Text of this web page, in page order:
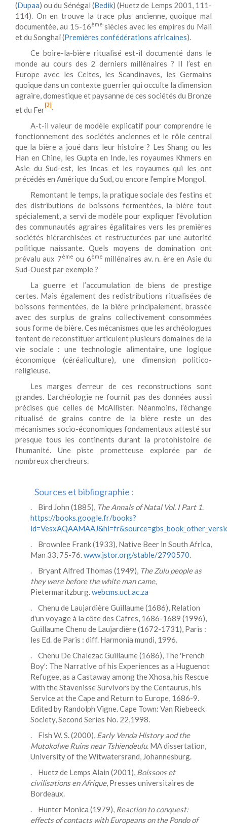
(Dupaa) ou du Sénégal (Bedik) (Huetz de Lemps 2001, 111-
114). On en trouve la trace plus ancienne, quoique mal
documentée, au 15-16ème siècles avec les empires du Mali
et du Songhaï (Premières confédérations africaines).
Ce boire-la-bière ritualisé est-il documenté dans le
monde au cours des 2 derniers millénaires ? Il l’est en
Europe avec les Celtes, les Scandinaves, les Germains
quoique dans un contexte guerrier qui occulte la dimension
agraire, domestique et paysanne de ces sociétés du Bronze
et du Fer[2].
A-t-il valeur de modèle explicatif pour comprendre le
fonctionnement des sociétés anciennes et le rôle central
que la bière a joué dans leur histoire ? Les Shang ou les
Han en Chine, les Gupta en Inde, les royaumes Khmers en
Asie du Sud-est, les Incas et les royaumes qui les ont
précédés en Amérique du Sud, ou encore l’empire Mongol.
Remontant le temps, la pratique sociale des festins et
des distributions de boissons fermentées, la bière tout
spécialement, a servi de modèle pour expliquer l’évolution
des communautés agraires égalitaires vers les premières
sociétés hiérarchisées et restructurées par une autorité
politique naissante. Quels moyens de domination ont
prévalu aux 7ème ou 6ème millénaires av. n. ère en Asie du
Sud-Ouest par exemple ?
La guerre et l’accumulation de biens de prestige
certes. Mais également des redistributions ritualisées de
boissons fermentées, de la bière principalement, brassée
avec des surplus de grains collectivement consommées
sous forme de bière. Ces mécanismes que les archéologues
tentent de reconstituer articulent plusieurs domaines de la
vie sociale : une technologie alimentaire, une logique
économique (céréaliculture), une dimension politico-
religieuse.
Les marges d’erreur de ces reconstructions sont
grandes. L’archéologie ne fournit pas des données aussi
précises que celles de McAllister. Néanmoins, l’échange
ritualisé de grains contre de la bière reste un des
mécanismes socio-économiques fondamentaux attesté sur
presque tous les continents durant la protohistoire de
l’humanité. Une piste prometteuse explorée par de
nombreux chercheurs.
Sources et bibliographie :
. Bird John (1885), The Annals of Natal Vol. I Part 1.
https://books.google.fr/books?
. Brownlee Frank (1933), Native Beer in South Africa,
Man 33, 75-76.www.jstor.org/stable/2790570.
. Bryant Alfred Thomas (1949), The Zulu people as
they were before the white man came,
Pietermaritzburg.webcms.uct.ac.za
. Chenu de Laujardière Guillaume (1686), Relation
d'un voyage à la côte des Cafres, 1686-1689 (1996),
Guillaume Chenu de Laujardière (1672-1731), Paris :
les Ed. de Paris : diff. Harmonia mundi, 1996.
. Chenu De Chalezac Guillaume (1686), The 'French
Boy': The Narrative of his Experiences as a Huguenot
Refugee, as a Castaway among the Xhosa, his Rescue
with the Stavenisse Survivors by the Centaurus, his
Service at the Cape and Return to Europe, 1686-9.
Edited by Randolph Vigne. Cape Town: Van Riebeeck
Society, Second Series No. 22,1998.
. Fish W. S. (2000), Early Venda History and the
Mutokolwe Ruins near Tshiendeulu. MA dissertation,
University of the Witwa­tersrand, Johannesburg.
. Huetz de Lemps Alain (2001), Boissons et
civilisations en Afrique, Presses universitaires de
Bordeaux.
. Hunter Monica (1979), Reaction to conquest:
effects of contacts with Europeans on the Pondo of